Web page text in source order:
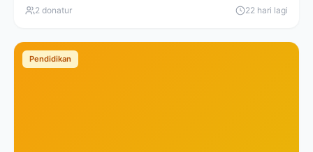
2 donatur 22 hari lagi
Pendidikan